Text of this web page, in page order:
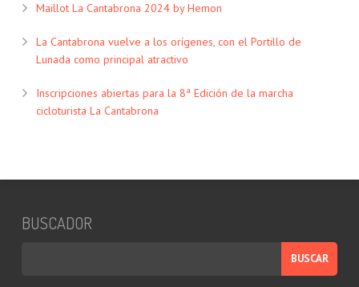
Maillot La Cantabrona 2024 by Hemon
La Cantabrona vuelve a los orígenes, con el Portillo de
Lunada como principal atractivo
Inscripciones abiertas para la 8ª Edición de la marcha
cicloturista La Cantabrona
BUSCADOR